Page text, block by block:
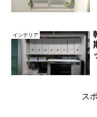
インテリア
ス